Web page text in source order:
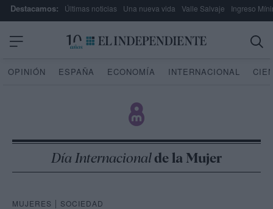
Destacamos: Últimas noticias Una nueva vida Valle Salvaje Ingreso
OPINIÓN ESPAÑA ECONOMÍA INTERNACIONAL
Día Internacionalde la Mujer
MUJERES | SOCIEDAD